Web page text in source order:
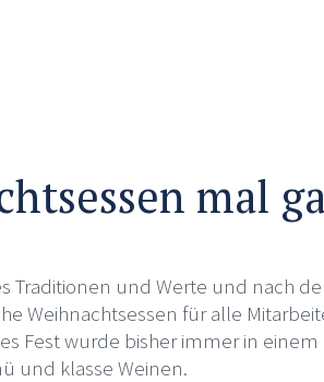
mal
Traditionen und Werte und nach
Weihnachtsessen für alle
Fest wurde bisher immer in
und klasse Weinen.